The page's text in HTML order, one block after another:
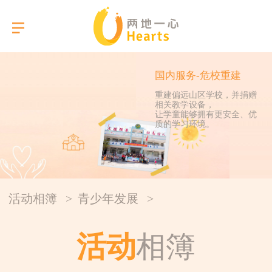
关于我们
本会服务
报告
国内服务-危校重建
重建偏远山区学校，并捐赠
相关教学设备，
让学童能够拥有更安全、优
质的学习环境。
活动相簿 > 青少年发展 >
活动相簿